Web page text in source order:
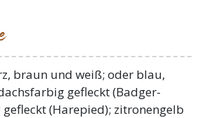
braun und weiß; oder blau,
gefleckt (Badger-
(Harepied); zitronengelb